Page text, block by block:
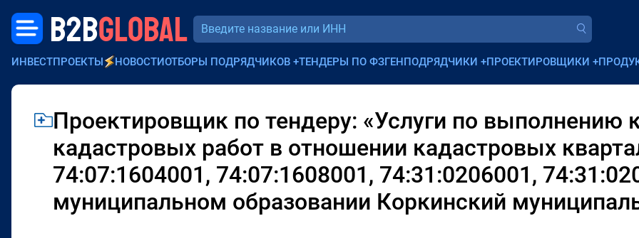
B2BGLOBAL
ИНВЕСТПРОЕКТЫ НОВОСТИОТБОРЫ ПОДРЯДЧИКОВ +ТЕНДЕРЫ ПО ФЗГЕНПОДРЯДЧИКИ +ПРОЕКТИРОВЩИКИ +
Проектировщик по тендеру: «Услуги по выполнению
кадастровых работ в отношении кадастровых
74:07:1604001, 74:07:1608001, 74:31:0206001,
муниципальном образовании Коркинский